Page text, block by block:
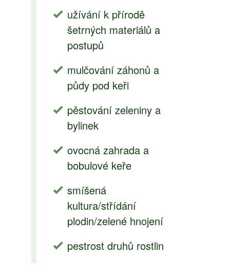
užívání k přírodě
šetrných materiálů a
postupů
mulčování záhonů a
půdy pod keři
pěstování zeleniny a
bylinek
ovocná zahrada a
bobulové keře
smíšená
kultura/střídání
plodin/zelené hnojení
pestrost druhů rostlin